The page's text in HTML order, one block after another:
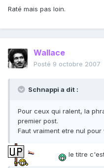
Raté mais pas loin.
Wallace
Posté 9 octobre 2007
Schnappi a dit :
Pour ceux qui ralent, la
premier post.
Faut vraiment etre nul
le titre